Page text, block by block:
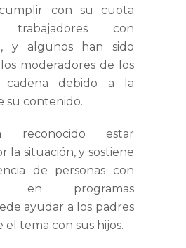
con su cuota
con
y algunos han sido
moderadores de los
debido a la
su contenido.
reconocido estar
la situación, y sostiene
de personas con
en programas
ayudar a los padres
el tema con sus hijos.